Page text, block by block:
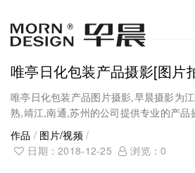
唯亭日化包装产品摄影[图片
唯亭日化包装产品图片摄影,早晨摄影为
熟,靖江,南通,苏州的公司提供专业的产品
作品 / 图片/视频/
日期：2018-12-25
浏览：0